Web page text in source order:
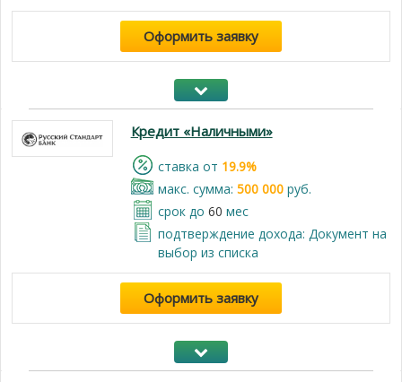
Оформить заявку
Кредит «Наличными»
cтавка от 19.9%
макс. сумма: 500 000руб.
срок до 60 мес
подтверждение дохода: Документ на
выбор из списка
Оформить заявку